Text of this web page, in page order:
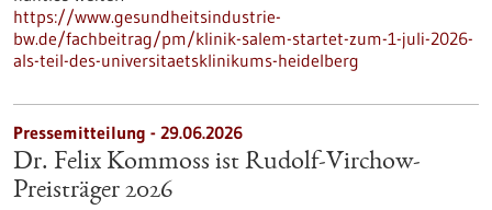
https://www.gesundheitsindustrie-
bw.de/fachbeitrag/pm/klinik-salem-startet-zum-1-juli-2026-
als-teil-des-universitaetsklinikums-heidelberg
Pressemitteilung - 29.06.2026
Dr. Felix Kommoss ist Rudolf-Virchow-
Preisträger 2026